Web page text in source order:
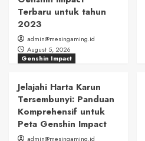
Terbaru untuk tahun
2023
admin@mesingaming.id
August 5, 2026
Genshin Impact
Jelajahi Harta Karun
Tersembunyi: Panduan
Komprehensif untuk
Peta Genshin Impact
admin@mesingaming.id